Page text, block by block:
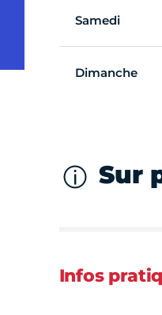
Samedi
Dimanche
Sur
Infos